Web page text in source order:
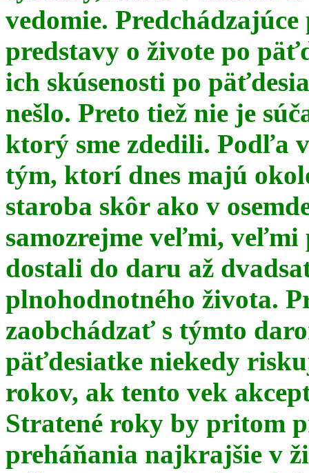
vedomie.
predstavy o živote po
ich skúsenosti po
nešlo. Preto tiež nie je
ktorý sme zdedili. Podľa
tým, ktorí dnes majú
staroba skôr ako v
samozrejme veľmi, veľmi
dostali do daru až
plnohodnotného života.
zaobchádzať s týmto
päťdesiatke niekedy
rokov, ak tento vek
Stratené roky by pritom
preháňania najkrajšie v